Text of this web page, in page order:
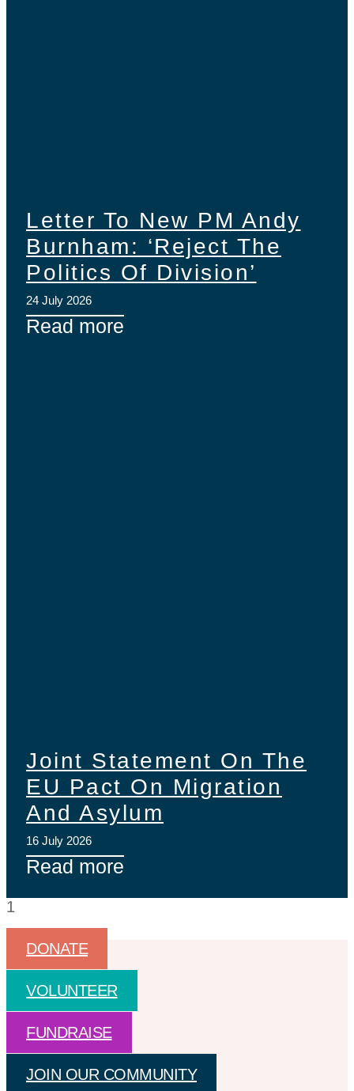
Letter To New PM Andy
Burnham: ‘Reject The
Politics Of Division’
24 July 2026
Read more
Joint Statement On The
EU Pact On Migration
And Asylum
16 July 2026
Read more
DONATE
VOLUNTEER
FUNDRAISE
JOIN OUR COMMUNITY